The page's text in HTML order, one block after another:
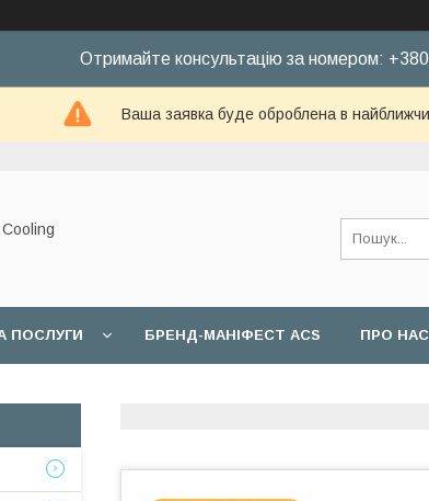
Отримайте консультацію за номером:
Ваша заявка буде оброблена в
ПОСЛУГИ БРЕНД-МАНІФЕСТ ACS ПРО НАС